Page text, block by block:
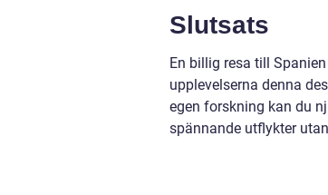
Slutsats
En billig resa till
upplevelserna denna
egen forskning kan du
spännande utflykter